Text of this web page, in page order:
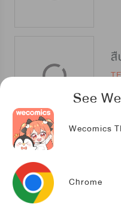
See
Wecomics
Chrome
สื